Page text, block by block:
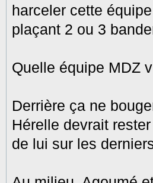
harceler cette
plaçant 2 ou 3
Quelle équipe MDZ
Derrière ça ne
Hérelle devrait
de lui sur les